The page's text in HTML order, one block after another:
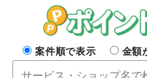
案件順で表示 金額